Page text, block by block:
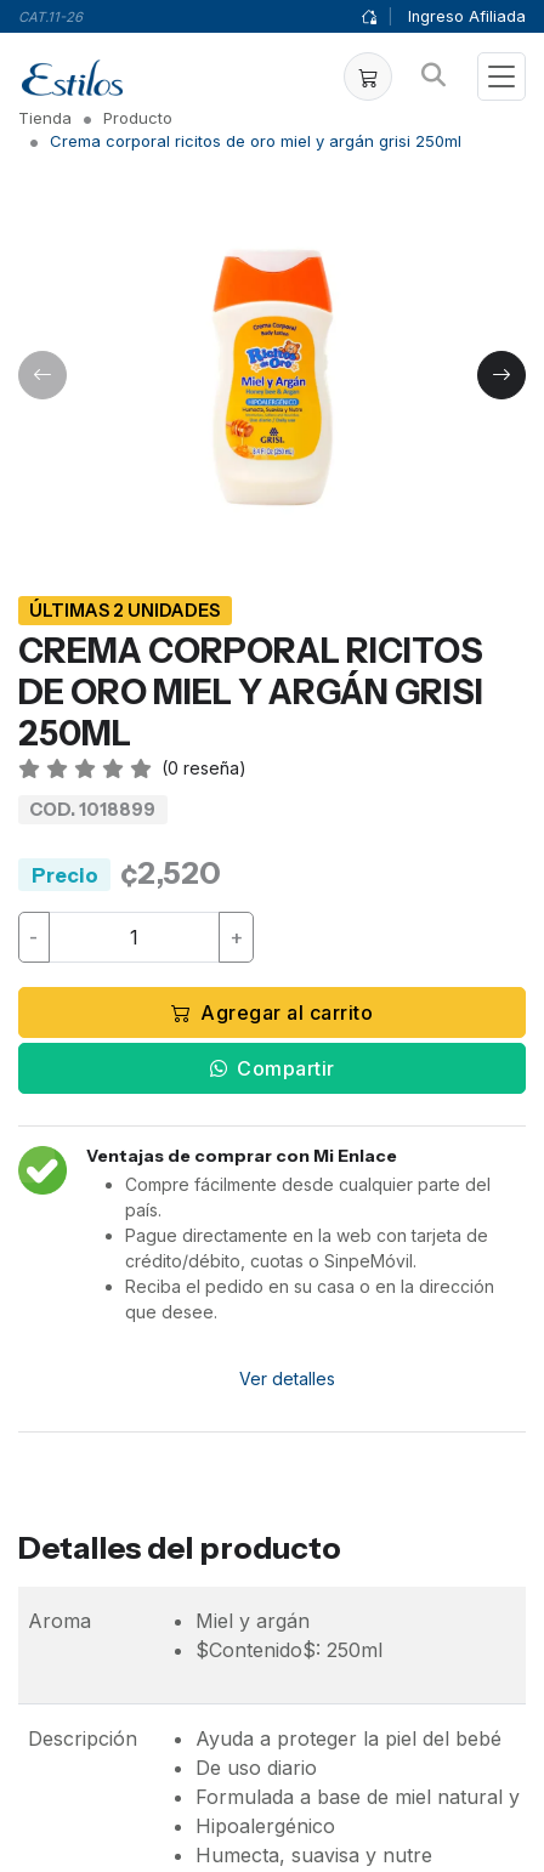
CAT.11-26 Ingreso Afiliada
Tienda
Producto
Crema corporal ricitos de oro miel y argán grisi 250ml
ÚLTIMAS 2 UNIDADES
CREMA CORPORAL RICITOS
DE ORO MIEL Y ARGÁN GRISI
250ML
(0 reseña)
COD. 1018899
Precio ¢2,520
- +
Agregar al carrito
Compartir
Ventajas de comprar con Mi Enlace
Compre fácilmente desde cualquier parte del
país.
Pague directamente en la web con tarjeta de
crédito/débito, cuotas o SinpeMóvil.
Reciba el pedido en su casa o en la dirección
que desee.
Ver detalles
Detalles del producto
Aroma
Miel y argán
$Contenido$: 250ml
Descripción
Ayuda a proteger la piel del bebé
De uso diario
Formulada a base de miel natural y
Hipoalergénico
Humecta, suavisa y nutre